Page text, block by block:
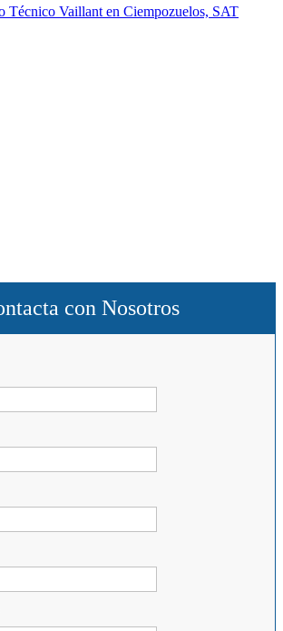
Técnico Vaillant en Ciempozuelos, SAT
con Nosotros